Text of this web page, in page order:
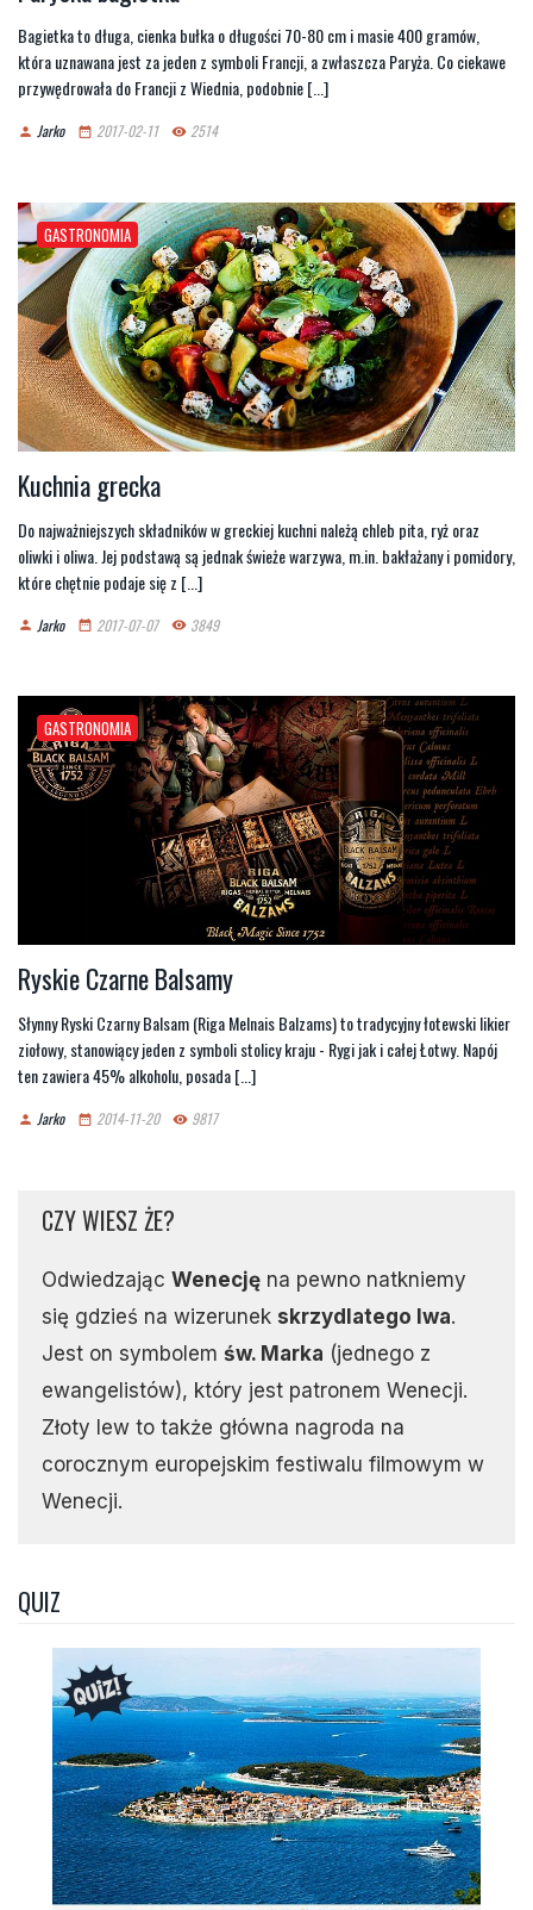
Bagietka to długa, cienka bułka o długości 70-80 cm i masie 400 gramów,
która uznawana jest za jeden z symboli Francji, a zwłaszcza Paryża. Co ciekawe
przywędrowała do Francji z Wiednia, podobnie [...]
person Jarko date_range 2017-02-11 remove_red_eye 2514
GASTRONOMIA
Kuchnia grecka
Do najważniejszych składników w greckiej kuchni należą chleb pita, ryż oraz
oliwki i oliwa. Jej podstawą są jednak świeże warzywa, m.in. bakłażany i pomidory,
które chętnie podaje się z [...]
person Jarko date_range 2017-07-07 remove_red_eye 3849
GASTRONOMIA
Ryskie Czarne Balsamy
Słynny Ryski Czarny Balsam (Riga Melnais Balzams) to tradycyjny łotewski likier
ziołowy, stanowiący jeden z symboli stolicy kraju - Rygi jak i całej Łotwy. Napój
ten zawiera 45% alkoholu, posada [...]
person Jarko date_range 2014-11-20 remove_red_eye 9817
CZY WIESZ ŻE?
Odwiedzając Wenecję na pewno natkniemy
się gdzieś na wizerunek skrzydlatego lwa.
Jest on symbolem św. Marka (jednego z
ewangelistów), który jest patronem Wenecji.
Złoty lew to także główna nagroda na
corocznym europejskim festiwalu filmowym w
Wenecji.
QUIZ